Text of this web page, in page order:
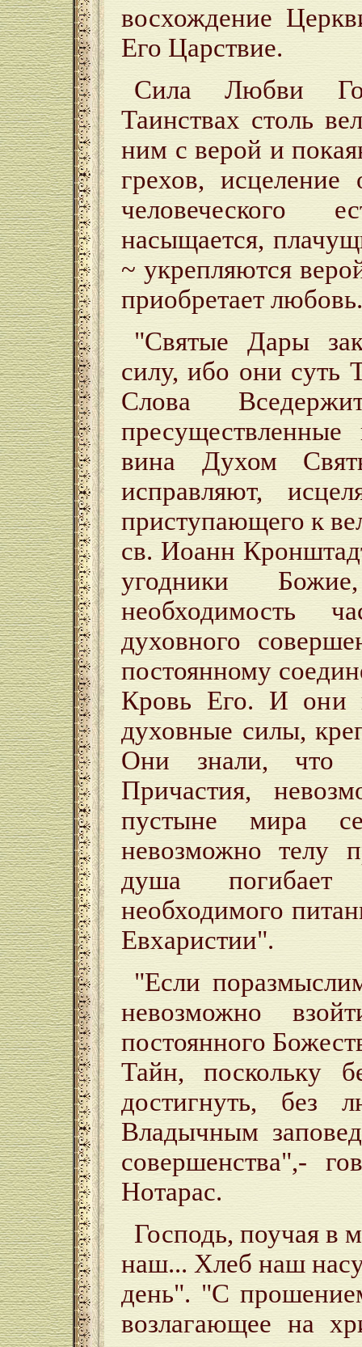
восхождение
Его Царствие.
Сила Любви
Таинствах столь
ним с верой и
грехов,
человеческого
насыщается,
~ укрепляются
приобретает любовь.
"Святые Дары
силу, ибо они суть
Слова
вина Духом
исправляют,
приступающего к
св. Иоанн
угодники
необходимость
духовного
постоянному
Кровь Его. И они
духовные силы,
Они знали, что
Причастия,
пустыне мира
невозможно телу
душа
необходимого
Евхаристии".
"Если
невозможно
постоянного
Тайн, поскольку
достигнуть, без
Владычным
совершенства",-
Нотарас.
Господь, поучая в
наш... Хлеб наш
день". "С
возлагающее на